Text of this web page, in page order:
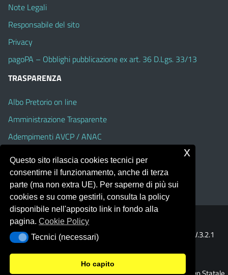
Note Legali
Responsabile del sito
Privacy
pagoPA – Obblighi pubblicazione ex art. 36 D.Lgs. 33/13
TRASPARENZA
Albo Pretorio on line
Amministrazione Trasparente
Adempimenti AVCP / ANAC
Dichiarazione di accessibilità
Portale realizzato con la piattaforma
Template Italia configurato sul tema accessibile
V.3.2.1
(Alioth)
Questo sito rilascia cookies tecnici per
consentirne il funzionamento, anche di terza
parte (ma non extra UE). Per saperne di più sui
cookies e su come gestirli, consulta la policy
disponibile nell'apposito link in fondo alla
pagina.Cookie Policy
Tecnici (necessari)
Tecnici (necessari)
Ho capito
x